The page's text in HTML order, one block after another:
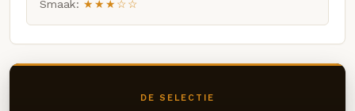
Smaak: ★★★☆☆
DE SELECTIE